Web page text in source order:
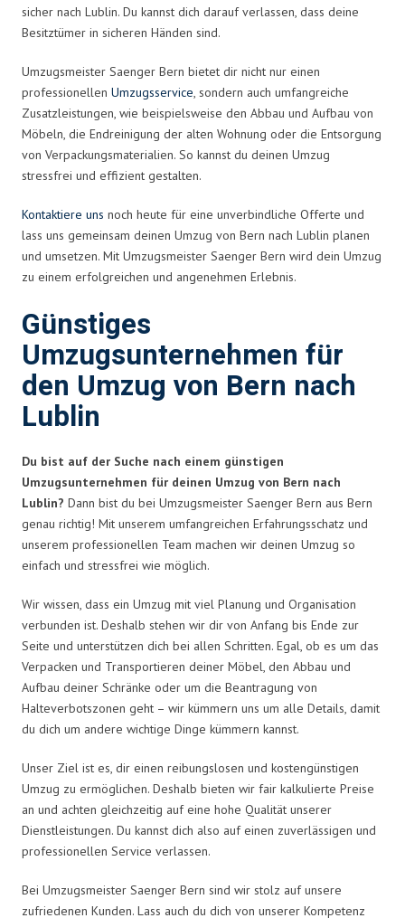
sicher nach Lublin. Du kannst dich darauf verlassen, dass deine
Besitztümer in sicheren Händen sind.
Umzugsmeister Saenger Bern bietet dir nicht nur einen
professionellen Umzugsservice, sondern auch umfangreiche
Zusatzleistungen, wie beispielsweise den Abbau und Aufbau von
Möbeln, die Endreinigung der alten Wohnung oder die Entsorgung
von Verpackungsmaterialien. So kannst du deinen Umzug
stressfrei und effizient gestalten.
Kontaktiere uns noch heute für eine unverbindliche Offerte und
lass uns gemeinsam deinen Umzug von Bern nach Lublin planen
und umsetzen. Mit Umzugsmeister Saenger Bern wird dein Umzug
zu einem erfolgreichen und angenehmen Erlebnis.
Günstiges
Umzugsunternehmen für
den Umzug von Bern nach
Lublin
Du bist auf der Suche nach einem günstigen
Umzugsunternehmen für deinen Umzug von Bern nach
Lublin? Dann bist du bei Umzugsmeister Saenger Bern aus Bern
genau richtig! Mit unserem umfangreichen Erfahrungsschatz und
unserem professionellen Team machen wir deinen Umzug so
einfach und stressfrei wie möglich.
Wir wissen, dass ein Umzug mit viel Planung und Organisation
verbunden ist. Deshalb stehen wir dir von Anfang bis Ende zur
Seite und unterstützen dich bei allen Schritten. Egal, ob es um das
Verpacken und Transportieren deiner Möbel, den Abbau und
Aufbau deiner Schränke oder um die Beantragung von
Halteverbotszonen geht – wir kümmern uns um alle Details, damit
du dich um andere wichtige Dinge kümmern kannst.
Unser Ziel ist es, dir einen reibungslosen und kostengünstigen
Umzug zu ermöglichen. Deshalb bieten wir fair kalkulierte Preise
an und achten gleichzeitig auf eine hohe Qualität unserer
Dienstleistungen. Du kannst dich also auf einen zuverlässigen und
professionellen Service verlassen.
Bei Umzugsmeister Saenger Bern sind wir stolz auf unsere
zufriedenen Kunden. Lass auch du dich von unserer Kompetenz